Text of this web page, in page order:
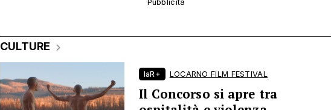
CULTURE
laR+ LOCARNO FILM FESTIVAL
Il Concorso si apre tra